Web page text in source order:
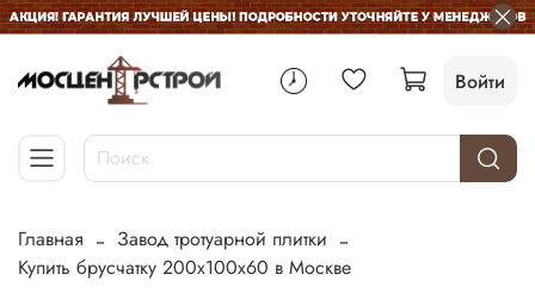
Войти
Главная
Завод тротуарной плитки
Купить брусчатку 200х100х60 в Москве